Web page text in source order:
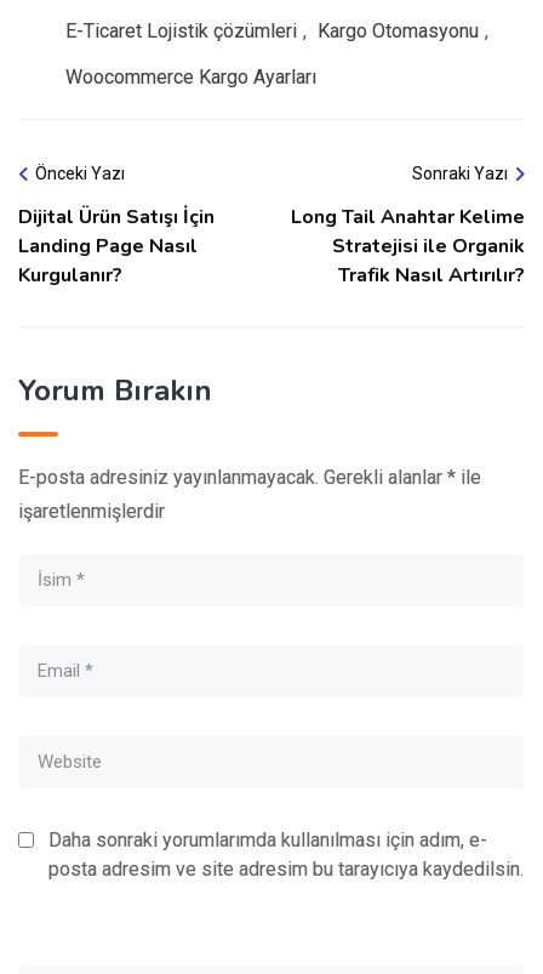
E-Ticaret Lojistik çözümleri , Kargo Otomasyonu ,
Woocommerce Kargo Ayarları
Önceki Yazı
Dijital Ürün Satışı İçin
Landing Page Nasıl
Kurgulanır?
Sonraki Yazı
Long Tail Anahtar Kelime
Stratejisi ile Organik
Trafik Nasıl Artırılır?
Yorum Bırakın
E-posta adresiniz yayınlanmayacak. Gerekli alanlar * ile
işaretlenmişlerdir
Daha sonraki yorumlarımda kullanılması için adım, e-
posta adresim ve site adresim bu tarayıcıya kaydedilsin.